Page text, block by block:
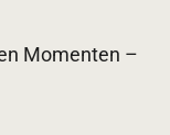
Momenten –